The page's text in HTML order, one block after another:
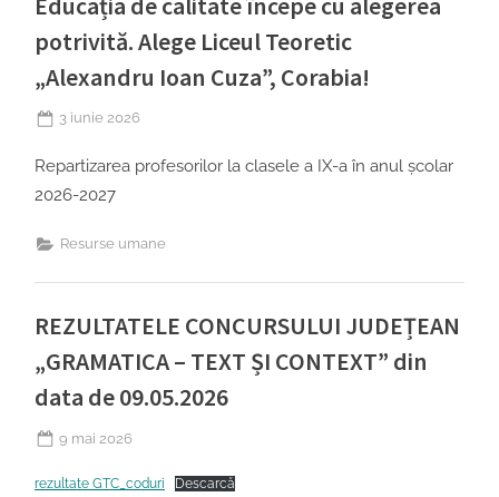
potrivită. Alege Liceul Teoretic
„Alexandru Ioan Cuza”, Corabia!
Posted
3 iunie 2026
Repartizarea profesorilor la clasele a IX-a în anul școlar
2026-2027
Resurse umane
REZULTATELE CONCURSULUI JUDEȚEAN
„GRAMATICA – TEXT ȘI CONTEXT” din
data de 09.05.2026
Posted
9 mai 2026
rezultate GTC_coduri Descarcă